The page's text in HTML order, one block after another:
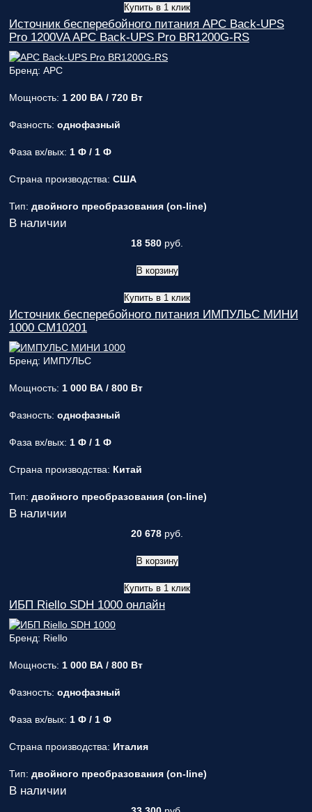
Купить в 1 клик
Источник бесперебойного питания APC Back-UPS
Pro 1200VA APC Back-UPS Pro BR1200G-RS
Бренд: APC
Мощность: 1 200 ВА / 720 Вт
Фазность: однофазный
Фаза вх/вых: 1 Ф / 1 Ф
Страна производства: США
Тип: двойного преобразования (on-line)
В наличии
18 580 руб.
В корзину
Купить в 1 клик
Источник бесперебойного питания ИМПУЛЬС МИНИ
1000 CM10201
Бренд: ИМПУЛЬС
Мощность: 1 000 ВА / 800 Вт
Фазность: однофазный
Фаза вх/вых: 1 Ф / 1 Ф
Страна производства: Китай
Тип: двойного преобразования (on-line)
В наличии
20 678 руб.
В корзину
Купить в 1 клик
ИБП Riello SDH 1000 онлайн
Бренд: Riello
Мощность: 1 000 ВА / 800 Вт
Фазность: однофазный
Фаза вх/вых: 1 Ф / 1 Ф
Страна производства: Италия
Тип: двойного преобразования (on-line)
В наличии